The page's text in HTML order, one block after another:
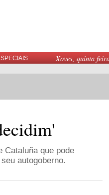
Xoves, quinta
Cataluña que pode
autogoberno.